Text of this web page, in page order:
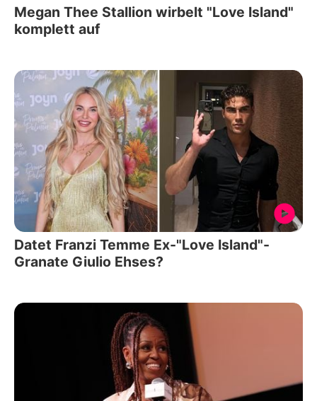
Megan Thee Stallion wirbelt "Love Island"
komplett auf
Datet Franzi Temme Ex-"Love Island"-
Granate Giulio Ehses?